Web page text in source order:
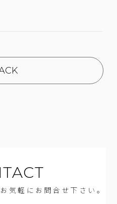
気軽にお問合せ下さい。